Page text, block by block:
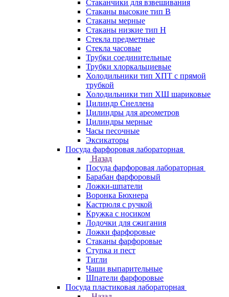
Стаканчики для взвешивания
Стаканы высокие тип В
Стаканы мерные
Стаканы низкие тип Н
Стекла предметные
Стекла часовые
Трубки соединительные
Трубки хлоркальциевые
Холодильники тип ХПТ с прямой
трубкой
Холодильники тип ХШ шариковые
Цилиндр Снеллена
Цилиндры для ареометров
Цилиндры мерные
Часы песочные
Эксикаторы
Посуда фарфоровая лабораторная
Назад
Посуда фарфоровая лабораторная
Барабан фарфоровый
Ложки-шпатели
Воронка Бюхнера
Кастрюля с ручкой
Кружка с носиком
Лодочки для сжигания
Ложки фарфоровые
Стаканы фарфоровые
Ступка и пест
Тигли
Чаши выпарительные
Шпатели фарфоровые
Посуда пластиковая лабораторная